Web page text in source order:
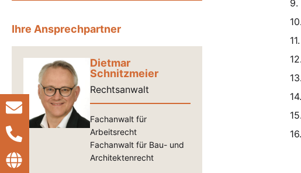
Ihre Ansprechpartner
Dietmar
Schnitzmeier
Rechtsanwalt
Fachanwalt für
Arbeitsrecht
Fachanwalt für Bau- und
Architektenrecht